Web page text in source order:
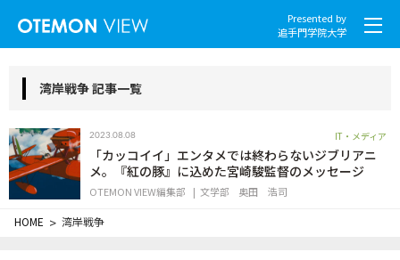
Presented by
追手門学院大学
社会とくらし
グローバル
湾岸戦争 記事一覧
2023.08.08 IT・メディア
「カッコイイ」エンタメでは終わらないジブリアニ
メ。『紅の豚』に込めた宮崎駿監督のメッセージ
OTEMON VIEW編集部 文学部 奥田 浩司
HOME > 湾岸戦争